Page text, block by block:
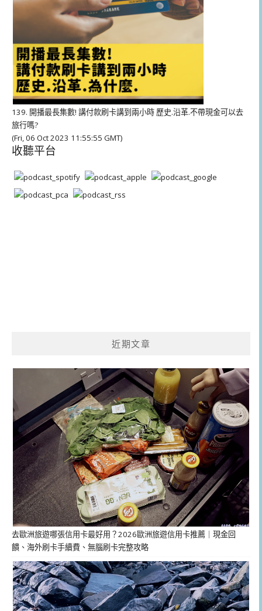
139. 開播最長集數! 講付款刷卡講到兩小時 歷史.沿革.不帶現金可以去
旅行嗎?
(Fri, 06 Oct 2023 11:55:55 GMT)
收聽平台
近期文章
去歐洲旅遊哪張信用卡最好用？2026歐洲旅遊信用卡推薦｜現金回
饋、海外刷卡手續費、無腦刷卡完整攻略